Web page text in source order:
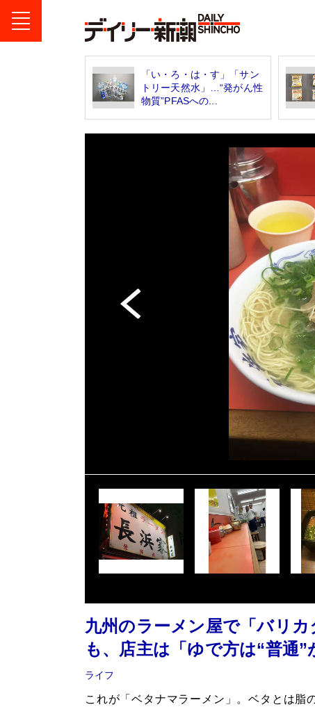
「い・ろ・は・す」「サン
トリー天然水」…“発がん性
物質”PFASへの...
九州のラーメン屋で「バリ
も、店主は「ゆで方は“普通”
ライフ
これが「ベタナマラーメン」。ベタとは脂